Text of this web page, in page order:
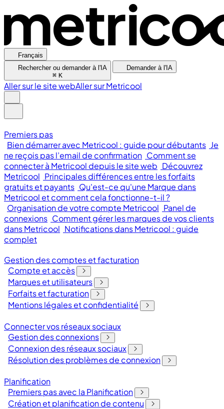
Français
Rechercher ou demander à l'IA
⌘ K
Demander à l'IA
Aller sur le site webAller sur Metricool
Premiers pas
Bien démarrer avec Metricool : guide pour débutants Je
ne reçois pas l’email de confirmation Comment se
connecter à Metricool depuis le site web Découvrez
Metricool Principales différences entre les forfaits
gratuits et payants Qu'est-ce qu'une Marque dans
Metricool et comment cela fonctionne-t-il ?
Organisation de votre compte Metricool Panel de
connexions Comment gérer les marques de vos clients
dans Metricool Notifications dans Metricool : guide
complet
Gestion des comptes et facturation
Compte et accès
Marques et utilisateurs
Forfaits et facturation
Mentions légales et confidentialité
Connecter vos réseaux sociaux
Gestion des connexions
Connexion des réseaux sociaux
Résolution des problèmes de connexion
Planification
Premiers pas avec la Planification
Création et planification de contenu